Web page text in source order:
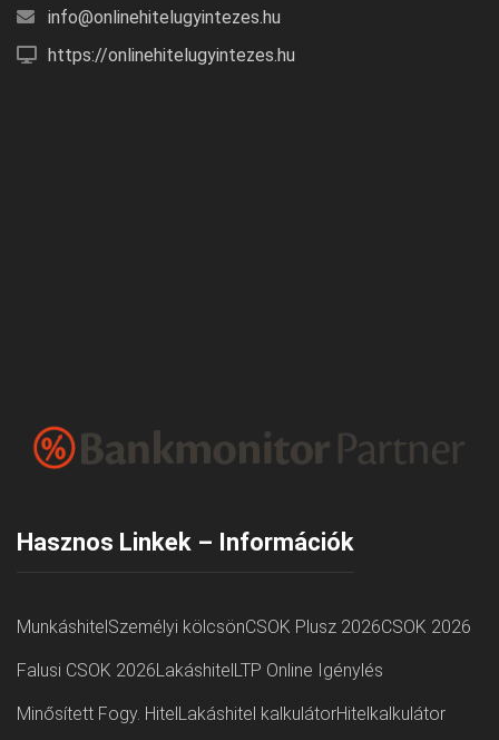
info@onlinehitelugyintezes.hu
https://onlinehitelugyintezes.hu
Hasznos Linkek – Információk
Munkáshitel Személyi kölcsönCSOK Plusz 2026CSOK 2026
Falusi CSOK 2026Lakáshitel LTP Online Igénylés
Minősített Fogy. Hitel Lakáshitel kalkulátorHitelkalkulátor